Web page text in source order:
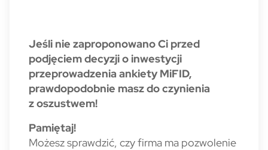
Jeśli nie zaproponowano Ci przed
podjęciem decyzji o inwestycji
przeprowadzenia ankiety MiFID,
prawdopodobnie masz do czynienia
z oszustwem!
Pamiętaj!
Możesz sprawdzić, czy firma ma pozwolenie